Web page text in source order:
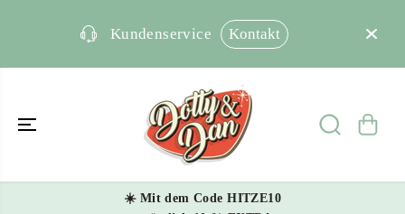
INHALTEN Kundenservice Kontakt
☀️ Mit dem Code HITZE10